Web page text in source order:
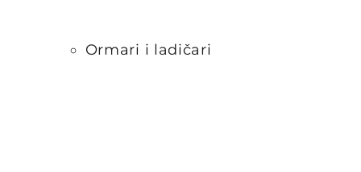
Ormari i ladičari